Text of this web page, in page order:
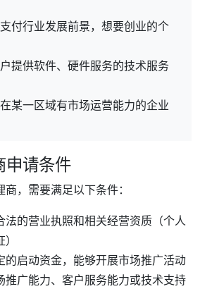
付行业发展前景，想要创业的个
提供软件、硬件服务的技术服务
在某一区域有市场运营能力的企业
申请条件
，需要满足以下条件：
法的营业执照和相关经营资质（个人
的启动资金，能够开展市场推广活动
推广能力、客户服务能力或技术支持